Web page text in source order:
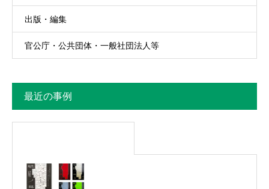
出版・編集
官公庁・公共団体・一般社団法人等
最近の事例